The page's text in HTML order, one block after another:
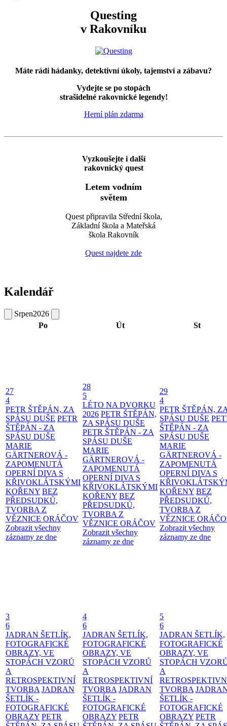
Questing
v Rakovníku
Máte rádi hádanky, detektivní úkoly, tajemství a zábavu?
Vydejte se po stopách
strašidelné rakovnické legendy!
Herní plán zdarma
Vyzkoušejte i další
rakovnický quest
Letem vodním
světem
Quest připravila Střední škola,
Základní škola a Mateřská
škola Rakovník
Quest najdete zde
Kalendář
Srpen2026
Po
Út St
27
4
PETR ŠTĚPÁN, ZA
SPÁSU DUŠE PETR
ŠTĚPÁN - ZA
SPÁSU DUŠE
MARIE
GÄRTNEROVÁ -
ZAPOMENUTÁ
OPERNÍ DIVA S
KŘIVOKLÁTSKÝMI
KOŘENY BEZ
PŘEDSUDKŮ,
TVORBA Z
VĚZNICE ORÁČOV
Zobrazit všechny
záznamy ze dne
28
5
LÉTO NA DVORKU
2026 PETR ŠTĚPÁN,
ZA SPÁSU DUŠE
PETR ŠTĚPÁN - ZA
SPÁSU DUŠE
MARIE
GÄRTNEROVÁ -
ZAPOMENUTÁ
OPERNÍ DIVA S
KŘIVOKLÁTSKÝMI
KOŘENY BEZ
PŘEDSUDKŮ,
TVORBA Z
VĚZNICE ORÁČOV
Zobrazit všechny
záznamy ze dne
29
4
PETR ŠTĚPÁN,
SPÁSU DUŠE
ŠTĚPÁN - ZA
SPÁSU DUŠE
MARIE
GÄRTNEROVÁ -
ZAPOMENUTÁ
OPERNÍ DIVA S
KOŘENY BEZ
PŘEDSUDKŮ,
TVORBA Z
VĚZNICE
Zobrazit všechny
záznamy ze dne
3
6
JADRAN ŠETLÍK,
FOTOGRAFICKÉ
OBRAZY, VE
STOPÁCH VZORŮ
A
RETROSPEKTIVNÍ
TVORBA JADRAN
ŠETLÍK -
FOTOGRAFICKÉ
OBRAZY PETR
4
6
JADRAN ŠETLÍK,
FOTOGRAFICKÉ
OBRAZY, VE
STOPÁCH VZORŮ
A
RETROSPEKTIVNÍ
TVORBA JADRAN
ŠETLÍK -
FOTOGRAFICKÉ
OBRAZY PETR
5
6
JADRAN ŠETLÍK,
FOTOGRAFICKÉ
OBRAZY, VE
STOPÁCH
A
TVORBA
ŠETLÍK -
FOTOGRAFICKÉ
OBRAZY PETR